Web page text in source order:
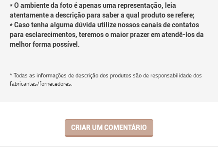
* O ambiente da foto é apenas uma representação, leia
atentamente a descrição para saber a qual produto se refere;
* Caso tenha alguma dúvida utilize nossos canais de contatos
para esclarecimentos, teremos o maior prazer em atendê-los da
melhor forma possível.
* Todas as informações de descrição dos produtos são de responsabilidade dos
fabricantes/fornecedores.
CRIAR UM COMENTÁRIO